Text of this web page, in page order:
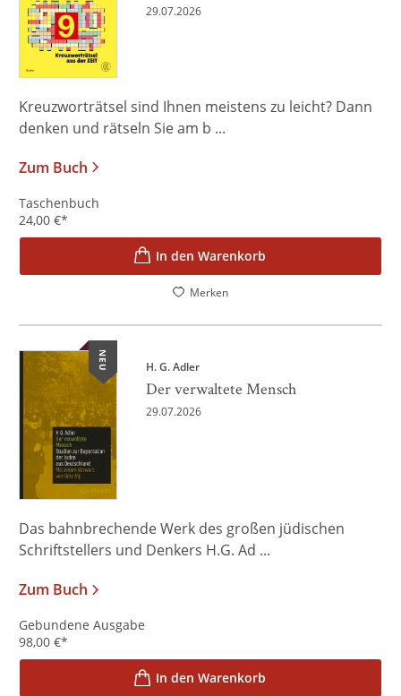
29.07.2026
Kreuzworträtsel sind Ihnen meistens zu leicht? Dann
denken und rätseln Sie am b ...
Zum Buch
Taschenbuch
24,00 €*
In den Warenkorb
Merken
NEU H. G. Adler
Der verwaltete Mensch
29.07.2026
Das bahnbrechende Werk des großen jüdischen
Schriftstellers und Denkers H.G. Ad ...
Zum Buch
Gebundene Ausgabe
98,00 €*
In den Warenkorb